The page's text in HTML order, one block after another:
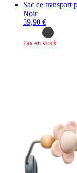
Sac de transport
Noir
39,90 €
Pas en stock